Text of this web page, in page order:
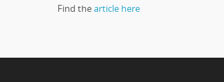
Find thearticle here